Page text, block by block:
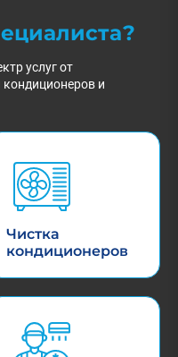
услуг от
и
Чистка
кондиционеров